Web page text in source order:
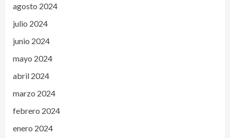
agosto 2024
julio 2024
junio 2024
mayo 2024
abril 2024
marzo 2024
febrero 2024
enero 2024